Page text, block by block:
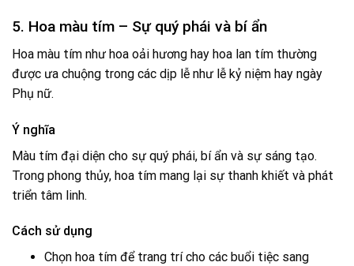
5. Hoa màu tím – Sự quý phái và bí ẩn
Hoa màu tím như hoa oải hương hay hoa lan tím thường
được ưa chuộng trong các dịp lễ như lễ kỷ niệm hay ngày
Phụ nữ.
Ý nghĩa
Màu tím đại diện cho sự quý phái, bí ẩn và sự sáng tạo.
Trong phong thủy, hoa tím mang lại sự thanh khiết và phát
triển tâm linh.
Cách sử dụng
Chọn hoa tím để trang trí cho các buổi tiệc sang